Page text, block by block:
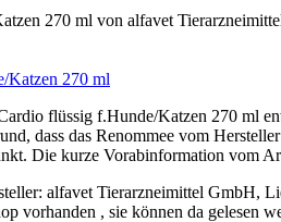
270 ml von alfavet
flüssig f.Hunde/Katzen 270 ml
dass das Renommee vom
Die kurze Vorabinformation vom
alfavet Tierarzneimittel GmbH,
vorhanden , sie können da gelesen